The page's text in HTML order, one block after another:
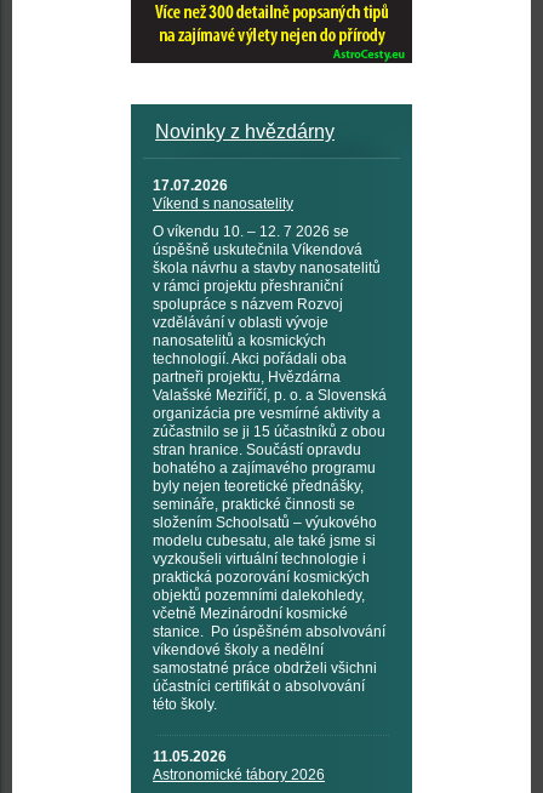
Novinky z hvězdárny
17.07.2026
Víkend s nanosatelity
O víkendu 10. – 12. 7 2026 se
úspěšně uskutečnila Víkendová
škola návrhu a stavby nanosatelitů
v rámci projektu přeshraniční
spolupráce s názvem Rozvoj
vzdělávání v oblasti vývoje
nanosatelitů a kosmických
technologií. Akci pořádali oba
partneři projektu, Hvězdárna
Valašské Meziříčí, p. o. a Slovenská
organizácia pre vesmírné aktivity a
zúčastnilo se ji 15 účastníků z obou
stran hranice. Součástí opravdu
bohatého a zajímavého programu
byly nejen teoretické přednášky,
semináře, praktické činnosti se
složením Schoolsatů – výukového
modelu cubesatu, ale také jsme si
vyzkoušeli virtuální technologie i
praktická pozorování kosmických
objektů pozemními dalekohledy,
včetně Mezinárodní kosmické
stanice. Po úspěšném absolvování
víkendové školy a nedělní
samostatné práce obdrželi všichni
účastníci certifikát o absolvování
této školy.
11.05.2026
Astronomické tábory 2026